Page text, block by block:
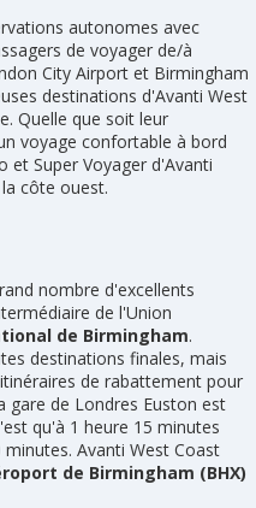
autonomes avec
de voyager de/à
City Airport et Birmingham
destinations d'Avanti West
Quelle que soit leur
voyage confortable à bord
et Super Voyager d'Avanti
côte ouest.
nombre d'excellents
de l'Union
de Birmingham.
destinations finales, mais
de rabattement pour
gare de Londres Euston est
qu'à 1 heure 15 minutes
Avanti West Coast
de Birmingham (BHX)